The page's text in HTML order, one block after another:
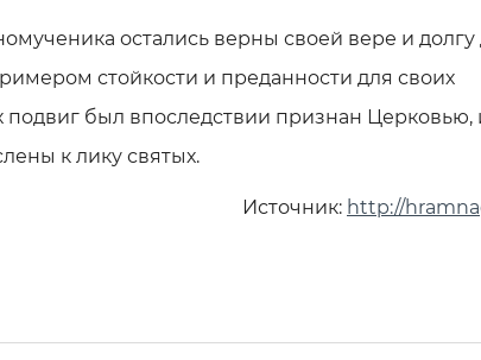
остались верны своей вере и долгу
стойкости и преданности для своих
подвиг был впоследствии признан Церковью,
к лику святых.
Источник: http://